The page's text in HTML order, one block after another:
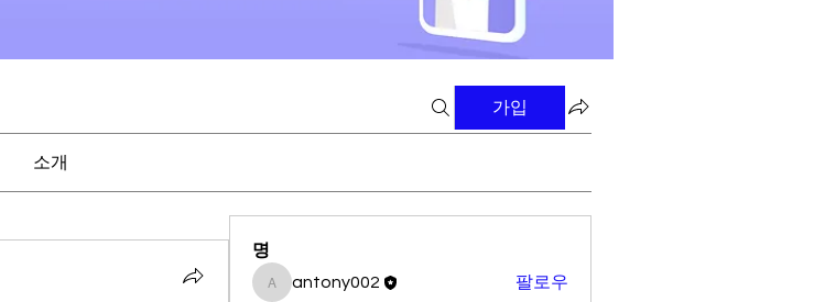
가입
소개
명
antony002
antony002 팔로우